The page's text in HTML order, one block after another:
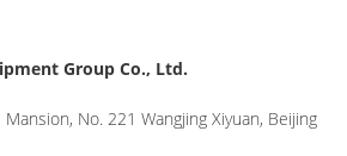
Group Co., Ltd.
No. 221 Wangjing Xiyuan, Beijing